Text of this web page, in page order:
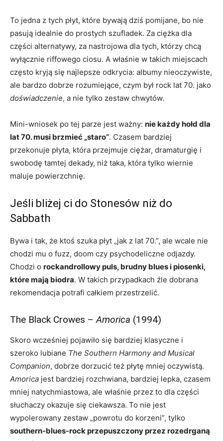
To jedna z tych płyt, które bywają dziś pomijane, bo nie
pasują idealnie do prostych szufladek. Za ciężka dla
części alternatywy, za nastrojowa dla tych, którzy chcą
wyłącznie riffowego ciosu. A właśnie w takich miejscach
często kryją się najlepsze odkrycia: albumy nieoczywiste,
ale bardzo dobrze rozumiejące, czym był rock lat 70. jako
doświadczenie, a nie tylko zestaw chwytów.
Mini-wniosek po tej parze jest ważny: nie każdy hołd dla
lat 70. musi brzmieć „staro”. Czasem bardziej
przekonuje płyta, która przejmuje ciężar, dramaturgię i
swobodę tamtej dekady, niż taka, która tylko wiernie
maluje powierzchnię.
Jeśli bliżej ci do Stonesów niż do
Sabbath
Bywa i tak, że ktoś szuka płyt „jak z lat 70.”, ale wcale nie
chodzi mu o fuzz, doom czy psychodeliczne odjazdy.
Chodzi o rockandrollowy puls, brudny blues i piosenki,
które mają biodra. W takich przypadkach źle dobrana
rekomendacja potrafi całkiem przestrzelić.
The Black Crowes –Amorica (1994)
Skoro wcześniej pojawiło się bardziej klasyczne i
szeroko lubiane The Southern Harmony and Musical
Companion, dobrze dorzucić też płytę mniej oczywistą.
Amorica jest bardziej rozchwiana, bardziej lepka, czasem
mniej natychmiastowa, ale właśnie przez to dla części
słuchaczy okazuje się ciekawsza. To nie jest
wypolerowany zestaw „powrotu do korzeni”, tylko
southern-blues-rock przepuszczony przez rozedrganą